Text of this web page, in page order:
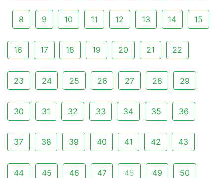
8 9 10 11 12 13 14 15
16 17 18 19 20 21 22
23 24 25 26 27 28 29
30 31 32 33 34 35 36
37 38 39 40 41 42 43
44 45 46 47 48 49 50